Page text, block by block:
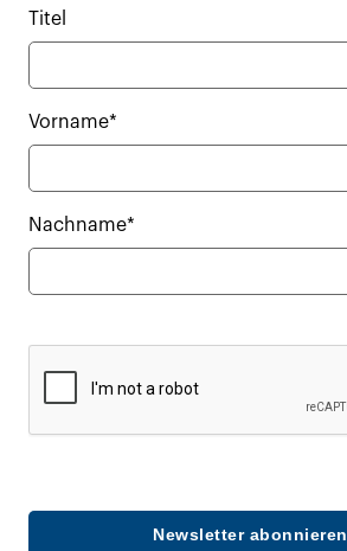
Titel
Vorname*
Nachname*
Newsletter abonnieren